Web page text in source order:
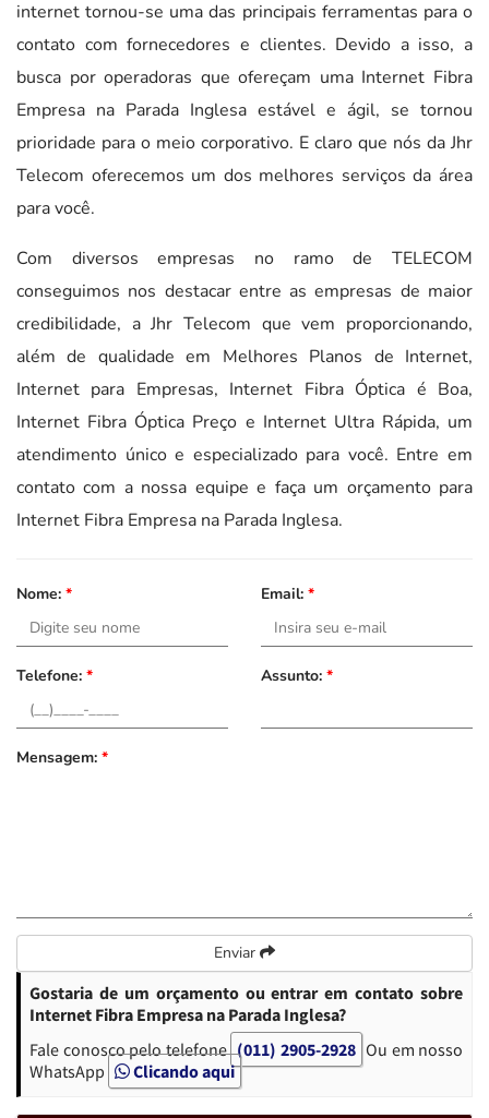
internet tornou-se uma das principais ferramentas para o
contato com fornecedores e clientes. Devido a isso, a
busca por operadoras que ofereçam uma Internet Fibra
Empresa na Parada Inglesa estável e ágil, se tornou
prioridade para o meio corporativo. E claro que nós da Jhr
Telecom oferecemos um dos melhores serviços da área
para você.
Com diversos empresas no ramo de TELECOM
conseguimos nos destacar entre as empresas de maior
credibilidade, a Jhr Telecom que vem proporcionando,
além de qualidade em Melhores Planos de Internet,
Internet para Empresas, Internet Fibra Óptica é Boa,
Internet Fibra Óptica Preço e Internet Ultra Rápida, um
atendimento único e especializado para você. Entre em
contato com a nossa equipe e faça um orçamento para
Internet Fibra Empresa na Parada Inglesa.
Nome: * Email: *
Telefone: * Assunto: *
Mensagem: *
Enviar
Gostaria de um orçamento ou entrar em contato sobre
Internet Fibra Empresa na Parada Inglesa?
Fale conosco pelo telefone (011) 2905-2928 Ou em nosso
WhatsApp
Clicando aqui